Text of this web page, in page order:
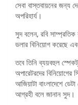
সেবা বাস্তবায়নের জন্য
অপরিহার্য।
সুদ বলেন, রবি সাম্প্রতিক
ডলার বিনিয়োগ করেছে
তবে তিনি ব্যয়বহুল
অপারেটরদের
আজিয়াটা বাংলাদেশে
আগ্রহী বলে জানান সুদ।